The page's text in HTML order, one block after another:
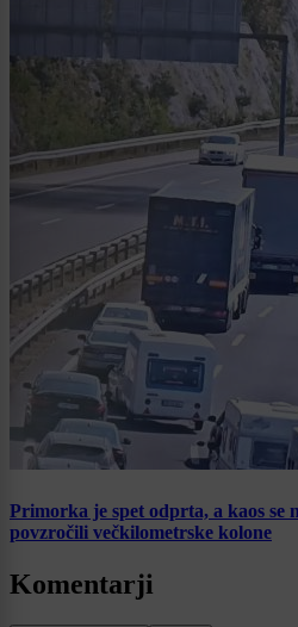
Primorka je spet odprta, a kaos se
povzročili večkilometrske kolone
Komentarji